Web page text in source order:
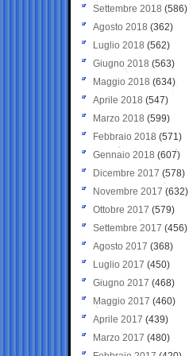
Settembre 2018 (586)
Agosto 2018 (362)
Luglio 2018 (562)
Giugno 2018 (563)
Maggio 2018 (634)
Aprile 2018 (547)
Marzo 2018 (599)
Febbraio 2018 (571)
Gennaio 2018 (607)
Dicembre 2017 (578)
Novembre 2017 (632)
Ottobre 2017 (579)
Settembre 2017 (456)
Agosto 2017 (368)
Luglio 2017 (450)
Giugno 2017 (468)
Maggio 2017 (460)
Aprile 2017 (439)
Marzo 2017 (480)